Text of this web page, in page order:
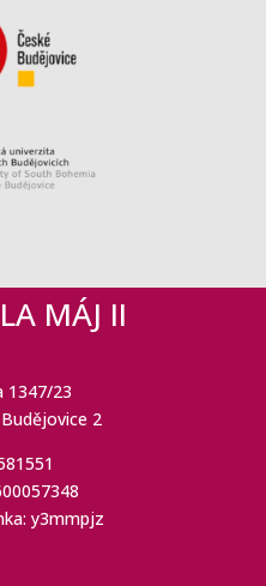
MÁJ II
1347/23
2
y3mmpjz